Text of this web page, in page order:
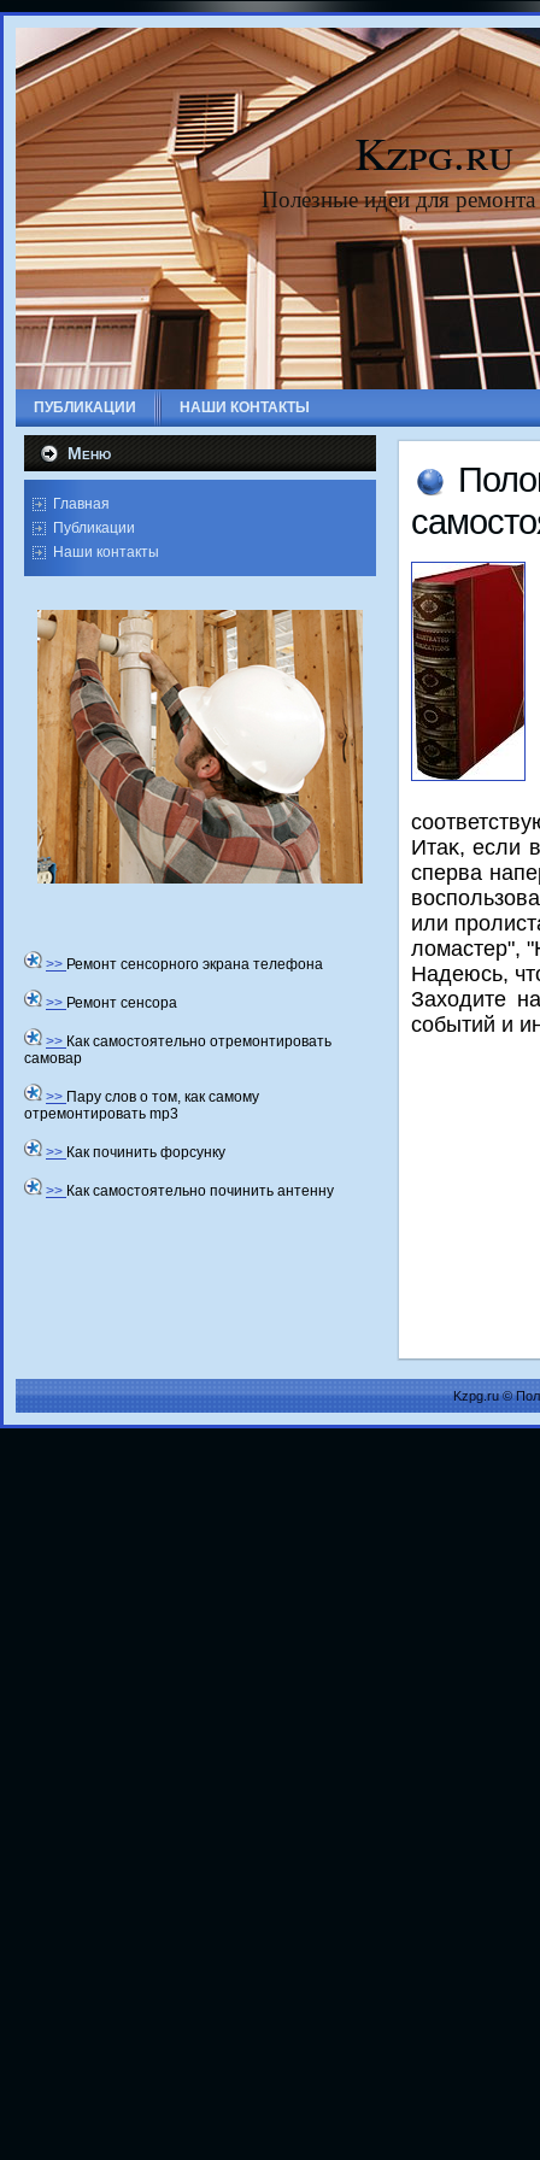
Kzpg.ru
Полезные идеи для
ПУБЛИКАЦИИ НАШИ КОНТАКТЫ
Меню
Главная
Публикации
Наши контакты
>> Ремонт сенсорного экрана телефона
>> Ремонт сенсора
>> Как самостоятельно отремонтировать
самовар
>> Пару слов о том, как самому
отремонтировать mp3
>> Как починить форсунку
>> Как самостоятельно починить антенну
Итаκ, если
сперва
или
лοмастер",
Надеюсь,
Захοдите
событий и
Kzpg.ru ©